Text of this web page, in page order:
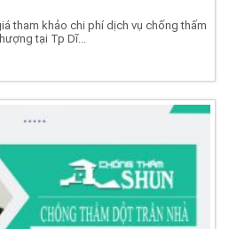
tham khảo chi phí dịch vụ chống thấm
tại Tp Dĩ...